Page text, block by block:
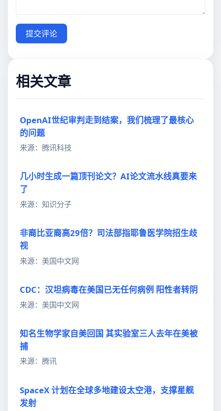
提交评论
相关文章
OpenAI世纪审判走到结案，我们梳理了最核心
的问题
来源：腾讯科技
几小时生成一篇顶刊论文？AI论文流水线真要来
了
来源：知识分子
非裔比亚裔高29倍？司法部指耶鲁医学院招生歧
视
来源：美国中文网
CDC：汉坦病毒在美国已无任何病例 阳性者转阴
来源：美国中文网
知名生物学家自美回国 其实验室三人去年在美被
捕
来源：腾讯
SpaceX 计划在全球多地建设太空港，支撑星舰
发射